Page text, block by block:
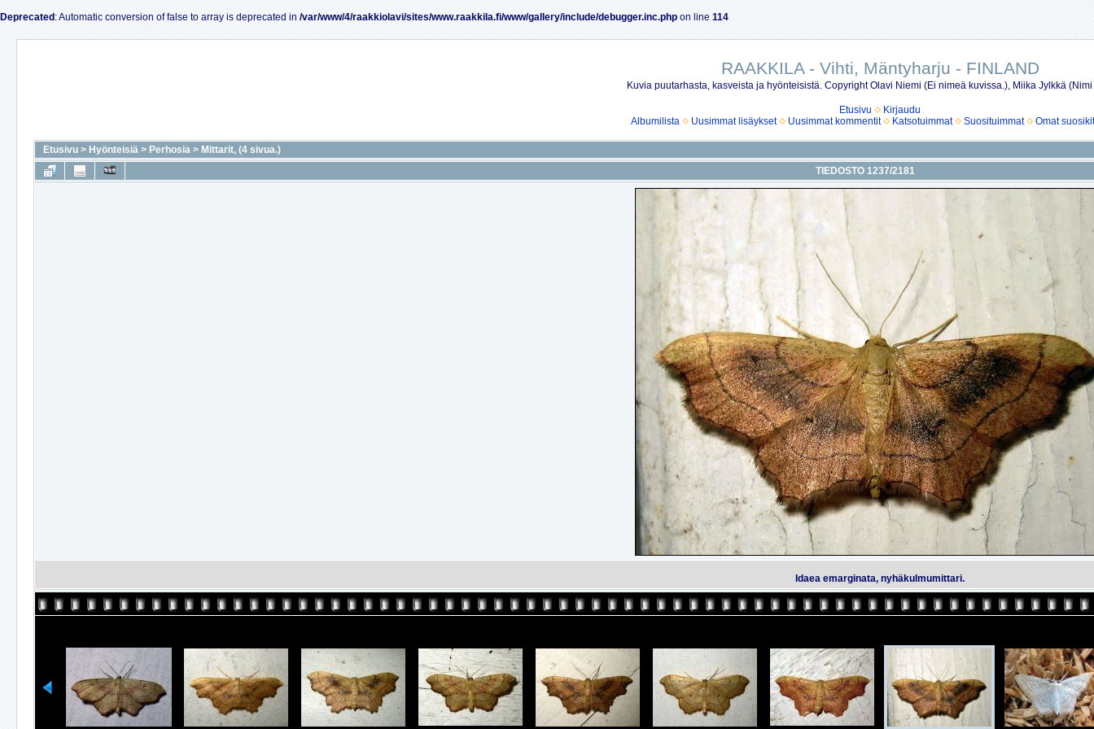
Deprecated : Automatic conversion of false to array is deprecated in /var/www/4/raakkiolavi/sites/www.raakkila.fi/www/gallery/include/debugger.inc.php on line 114
RAAKKILA - Vihti, Mäntyharju - FINLAND
Kuvia puutarhasta, kasveista ja hyönteisistä. Copyright Olavi Niemi (Ei nimeä kuvissa.), Miika Jylkkä
Etusivu
Kirjaudu
Albumilista
Uusimmat lisäykset Uusimmat kommentit Katsotuimmat Suosituimmat Omat suosikit
Etusivu > Hyönteisiä > Perhosia > Mittarit, (4 sivua.)
TIEDOSTO 1237/2181
Idaea emarginata, nyhäkulmumittari.